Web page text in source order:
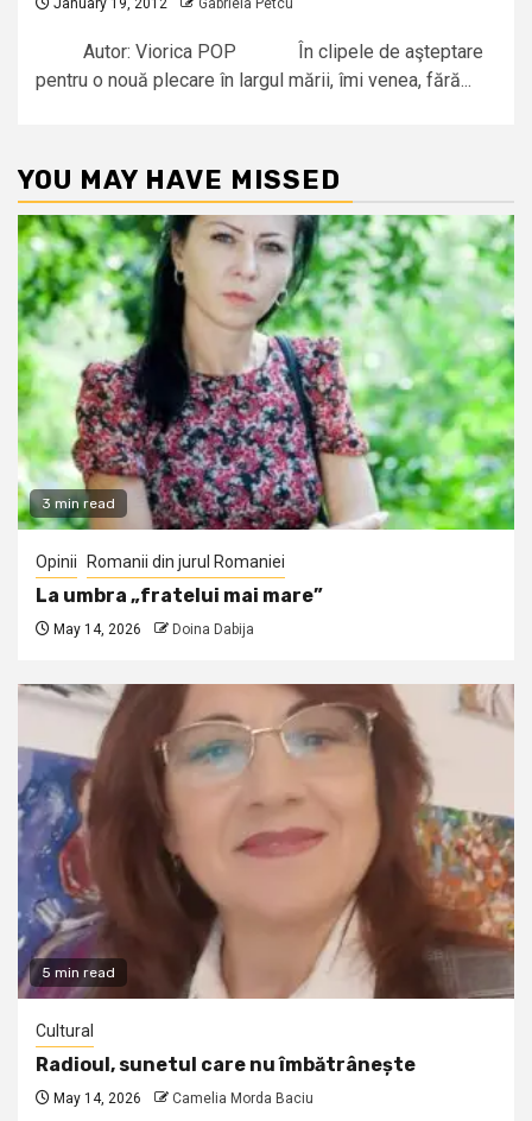
January 19, 2012 Gabriela Petcu
Autor: Viorica POP În clipele de aşteptare
pentru o nouă plecare în largul mării, îmi venea, fără...
YOU MAY HAVE MISSED
3 min read
Opinii Romanii din jurul Romaniei
La umbra „fratelui mai mare”
May 14, 2026 Doina Dabija
5 min read
Cultural
Radioul, sunetul care nu îmbătrânește
May 14, 2026 Camelia Morda Baciu